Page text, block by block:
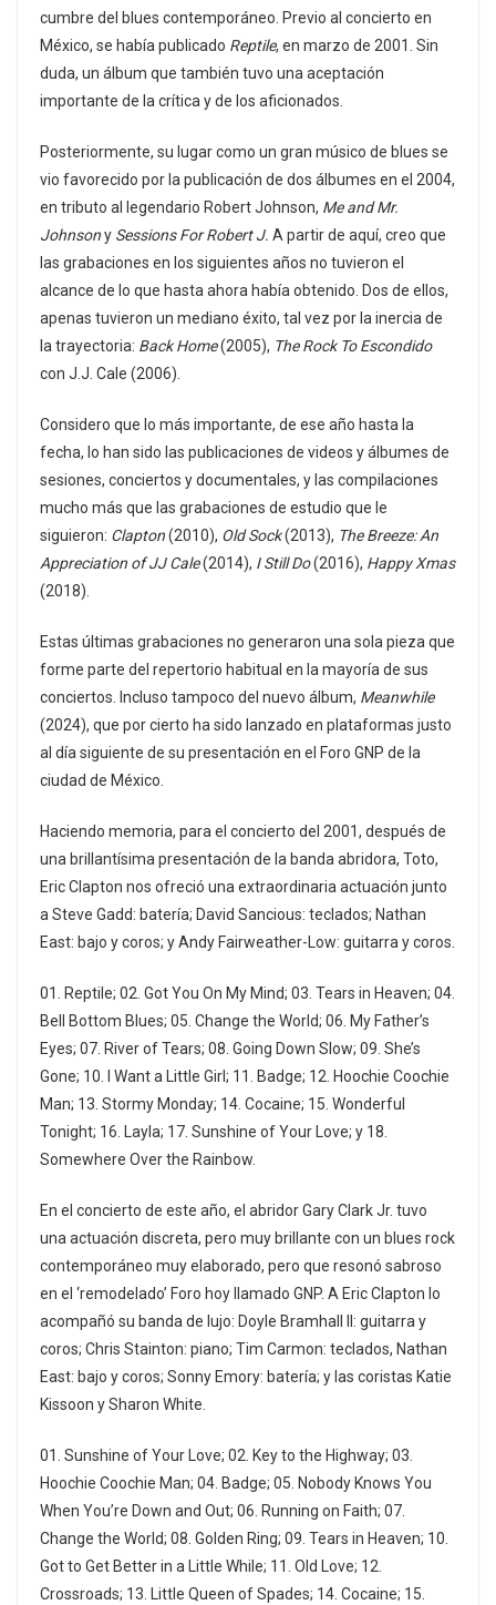
cumbre del blues contemporáneo. Previo al concierto en
México, se había publicado Reptile, en marzo de 2001. Sin
duda, un álbum que también tuvo una aceptación
importante de la crítica y de los aficionados.
Posteriormente, su lugar como un gran músico de blues se
vio favorecido por la publicación de dos álbumes en el 2004,
en tributo al legendario Robert Johnson, Me and Mr.
Johnsony Sessions For Robert J. A partir de aquí, creo que
las grabaciones en los siguientes años no tuvieron el
alcance de lo que hasta ahora había obtenido. Dos de ellos,
apenas tuvieron un mediano éxito, tal vez por la inercia de
la trayectoria: Back Home(2005), The Rock To Escondido
con J.J. Cale (2006).
Considero que lo más importante, de ese año hasta la
fecha, lo han sido las publicaciones de videos y álbumes de
sesiones, conciertos y documentales, y las compilaciones
mucho más que las grabaciones de estudio que le
siguieron: Clapton(2010), Old Sock(2013), The Breeze: An
Appreciation of JJ Cale(2014), I Still Do(2016), Happy Xmas
(2018).
Estas últimas grabaciones no generaron una sola pieza que
forme parte del repertorio habitual en la mayoría de sus
conciertos. Incluso tampoco del nuevo álbum, Meanwhile
(2024), que por cierto ha sido lanzado en plataformas justo
al día siguiente de su presentación en el Foro GNP de la
ciudad de México.
Haciendo memoria, para el concierto del 2001, después de
una brillantísima presentación de la banda abridora, Toto,
Eric Clapton nos ofreció una extraordinaria actuación junto
a Steve Gadd: batería; David Sancious: teclados; Nathan
East: bajo y coros; y Andy Fairweather-Low: guitarra y coros.
01. Reptile; 02. Got You On My Mind; 03. Tears in Heaven; 04.
Bell Bottom Blues; 05. Change the World; 06. My Father’s
Eyes; 07. River of Tears; 08. Going Down Slow; 09. She’s
Gone; 10. I Want a Little Girl; 11. Badge; 12. Hoochie Coochie
Man; 13. Stormy Monday; 14. Cocaine; 15. Wonderful
Tonight; 16. Layla; 17. Sunshine of Your Love; y 18.
Somewhere Over the Rainbow.
En el concierto de este año, el abridor Gary Clark Jr. tuvo
una actuación discreta, pero muy brillante con un blues rock
contemporáneo muy elaborado, pero que resonó sabroso
en el ‘remodelado’ Foro hoy llamado GNP. A Eric Clapton lo
acompañó su banda de lujo: Doyle Bramhall II: guitarra y
coros; Chris Stainton: piano; Tim Carmon: teclados, Nathan
East: bajo y coros; Sonny Emory: batería; y las coristas Katie
Kissoon y Sharon White.
01. Sunshine of Your Love; 02. Key to the Highway; 03.
Hoochie Coochie Man; 04. Badge; 05. Nobody Knows You
When You’re Down and Out; 06. Running on Faith; 07.
Change the World; 08. Golden Ring; 09. Tears in Heaven; 10.
Got to Get Better in a Little While; 11. Old Love; 12.
Crossroads; 13. Little Queen of Spades; 14. Cocaine; 15.